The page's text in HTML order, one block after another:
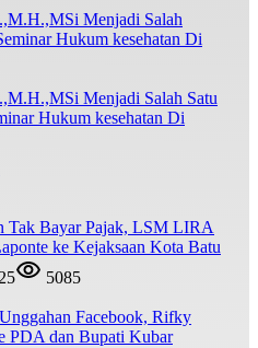
Menjadi Salah Satu
Hukum kesehatan Di
Tak Bayar Pajak, LSM LIRA
ke Kejaksaan Kota Batu
5085
Facebook, Rifky
PDA dan Bupati Kubar